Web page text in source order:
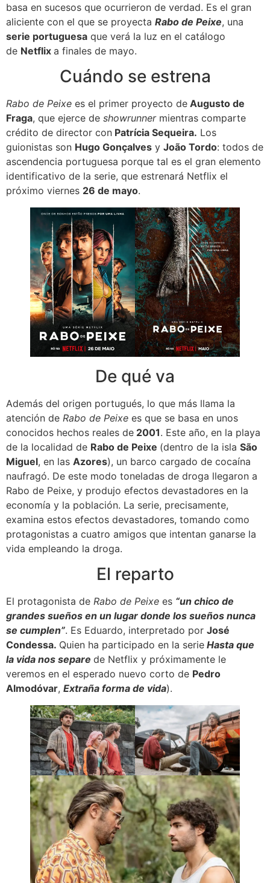
basa en sucesos que ocurrieron de verdad. Es el gran
aliciente con el que se proyecta Rabo de Peixe, una
serie portuguesa que verá la luz en el catálogo
de Netflix a finales de mayo.
Cuándo se estrena
Rabo de Peixe es el primer proyecto de Augusto de
Fraga, que ejerce de showrunner mientras comparte
crédito de director con Patrícia Sequeira. Los
guionistas son Hugo Gonçalves y João Tordo: todos de
ascendencia portuguesa porque tal es el gran elemento
identificativo de la serie, que estrenará Netflix el
próximo viernes 26 de mayo.
De qué va
Además del origen portugués, lo que más llama la
atención de Rabo de Peixe es que se basa en unos
conocidos hechos reales de 2001. Este año, en la playa
de la localidad de Rabo de Peixe (dentro de la isla São
Miguel, en las Azores), un barco cargado de cocaína
naufragó. De este modo toneladas de droga llegaron a
Rabo de Peixe, y produjo efectos devastadores en la
economía y la población. La serie, precisamente,
examina estos efectos devastadores, tomando como
protagonistas a cuatro amigos que intentan ganarse la
vida empleando la droga.
El reparto
El protagonista de Rabo de Peixe es “un chico de
grandes sueños en un lugar donde los sueños nunca
se cumplen”. Es Eduardo, interpretado por José
Condessa. Quien ha participado en la serie Hasta que
la vida nos separe de Netflix y próximamente le
veremos en el esperado nuevo corto de Pedro
Almodóvar, Extraña forma de vida).